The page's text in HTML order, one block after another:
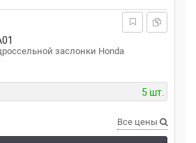
заслонки Honda
5 шт.
Все цены